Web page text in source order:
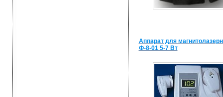
Аппарат для
Ф-8-01 5-7 Вт